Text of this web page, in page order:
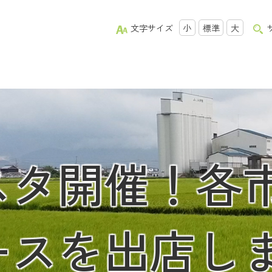
文字サイズ 小 標準 大
開催！各
を出店し